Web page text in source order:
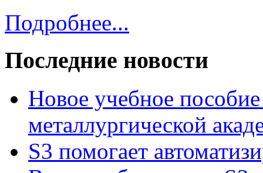
Подробнее...
Последние новости
Новое учебное
металлургической
S3 помогает